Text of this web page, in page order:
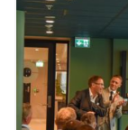
internasjonale
eller krise. I
svekkede tilliten
dialog i seg selv